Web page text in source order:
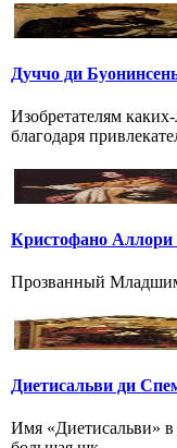
Дуччо ди
Изобретателям
благодаря
Кристофано Аллори
Прозванный Младшим
Диетисальви ди
Имя «Диетисальви» в